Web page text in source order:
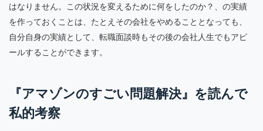
はなりません。この状況を変えるために何をしたのか？、の実績
を作っておくことは、たとえその会社をやめることとなっても、
自分自身の実績として、転職面談時もその後の会社人生でもアピ
ールすることができます。
『アマゾンのすごい問題解決』を読んで
私的考察